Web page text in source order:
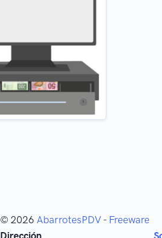
© 2026 AbarrotesPDV - Freeware
Dirección